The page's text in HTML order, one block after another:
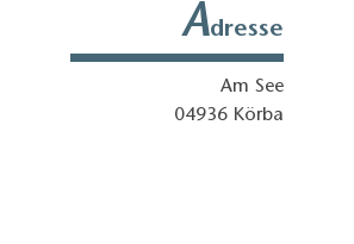
Adresse
Am See
04936 Körba